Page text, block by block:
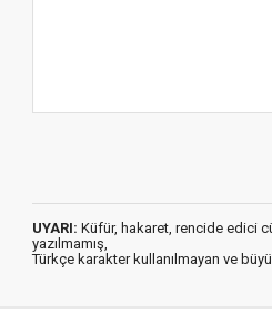
UYARI: Küfür, hakaret, rencide edici
yazılmamış,
Türkçe karakter kullanılmayan ve